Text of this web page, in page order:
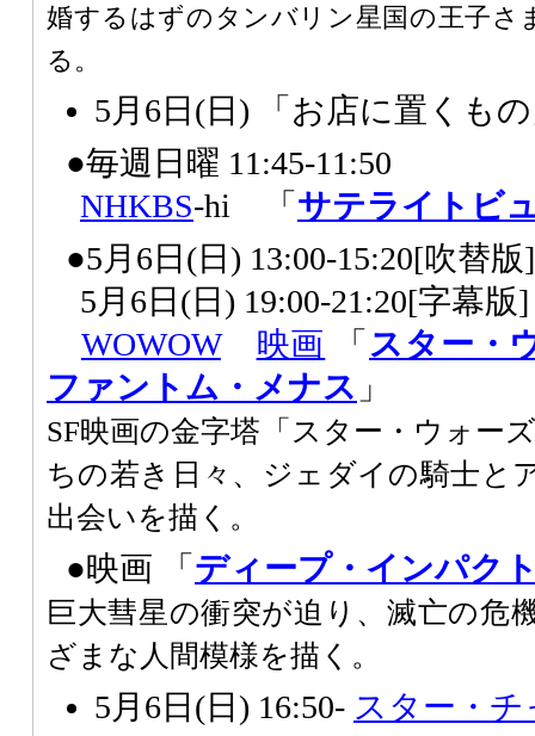
婚するはずのタンバリン星国の王子さ
る。
5月6日(日) 「お店に置くも
●毎週日曜 11:45-11:50
NHKBS-hi 「 サテライトビ
●5月6日(日) 13:00-15:20[吹替
5月6日(日) 19:00-21:20[字幕版
WOWOW
映画 「 スター・
ファントム・メナス 」
SF映画の金字塔「スター・ウォー
ちの若き日々、ジェダイの騎士と
出会いを描く。
●映画 「 ディープ・インパク
巨大彗星の衝突が迫り、滅亡の危
ざまな人間模様を描く。
5月6日(日) 16:50- スター・